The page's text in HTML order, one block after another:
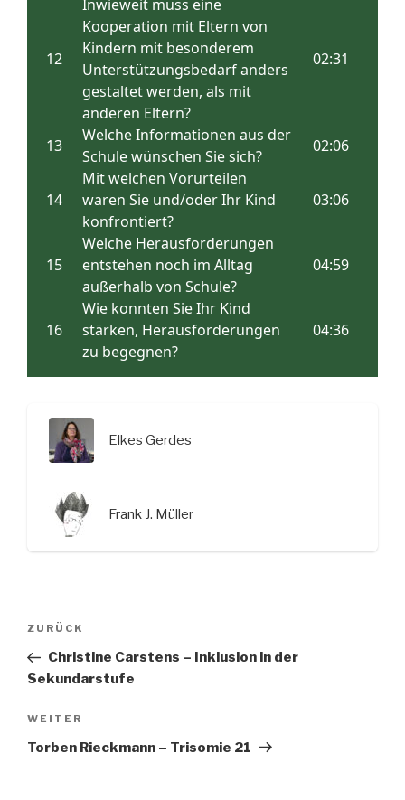
Elkes Gerdes
Frank J. Müller
Beitragsnavigation
Vorheriger
Beitrag
ZURÜCK
Christine Carstens – Inklusion in der
Sekundarstufe
Nächster
Beitrag
WEITER
Torben Rieckmann – Trisomie 21